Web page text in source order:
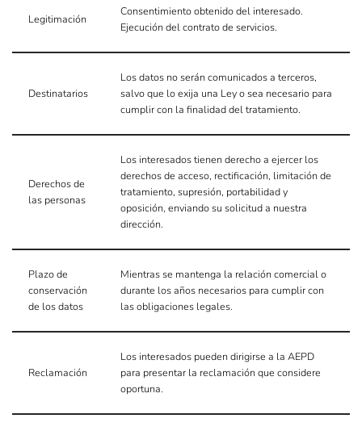
Legitimación
Consentimiento obtenido del interesado.
Ejecución del contrato de servicios.
Destinatarios
Los datos no serán comunicados a terceros,
salvo que lo exija una Ley o sea necesario para
cumplir con la finalidad del tratamiento.
Derechos de
las personas
Los interesados tienen derecho a ejercer los
derechos de acceso, rectificación, limitación de
tratamiento, supresión, portabilidad y
oposición, enviando su solicitud a nuestra
dirección.
Plazo de
conservación
de los datos
Mientras se mantenga la relación comercial o
durante los años necesarios para cumplir con
las obligaciones legales.
Reclamación
Los interesados pueden dirigirse a la AEPD
para presentar la reclamación que considere
oportuna.